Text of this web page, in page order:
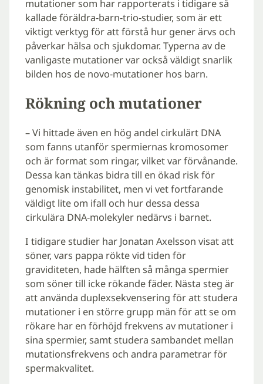
mutationer som har rapporterats i tidigare så
kallade föräldra-barn-trio-studier, som är ett
viktigt verktyg för att förstå hur gener ärvs och
påverkar hälsa och sjukdomar. Typerna av de
vanligaste mutationer var också väldigt snarlik
bilden hos de novo-mutationer hos barn.
Rökning och mutationer
– Vi hittade även en hög andel cirkulärt DNA
som fanns utanför spermiernas kromosomer
och är format som ringar, vilket var förvånande.
Dessa kan tänkas bidra till en ökad risk för
genomisk instabilitet, men vi vet fortfarande
väldigt lite om ifall och hur dessa dessa
cirkulära DNA-molekyler nedärvs i barnet.
I tidigare studier har Jonatan Axelsson visat att
söner, vars pappa rökte vid tiden för
graviditeten, hade hälften så många spermier
som söner till icke rökande fäder. Nästa steg är
att använda duplexsekvensering för att studera
mutationer i en större grupp män för att se om
rökare har en förhöjd frekvens av mutationer i
sina spermier, samt studera sambandet mellan
mutationsfrekvens och andra parametrar för
spermakvalitet.